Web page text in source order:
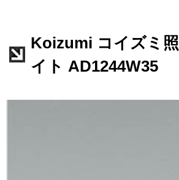
Koizumi コイズミ
イト AD1244W35